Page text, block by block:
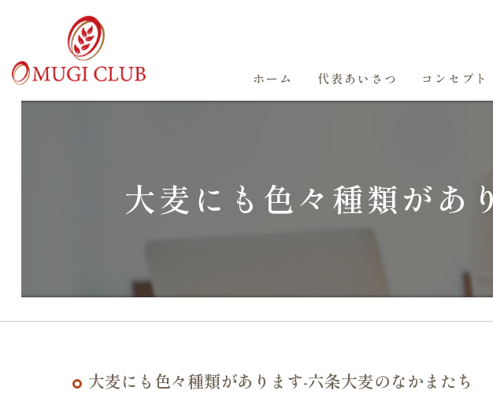
ホーム 代表あいさつ コンセプト
大麦にも色々種類があ
大麦にも色々種類があります-六条大麦のなかまたち